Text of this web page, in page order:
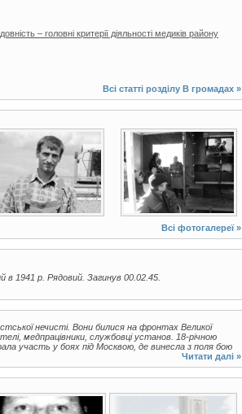
– головні критерії діяльності медиків району
Всі статті розділу В громадах »
2 фото
Всі фотогалереї »
в 1941 р. Рядовий. Загинув 00.02.45.
нечисті. Вони билися на фронтах Великої
медпрацівники, службовці установ. 18-річною
участь у боях під Москвою, де винесла з поля бою
Читати далі »